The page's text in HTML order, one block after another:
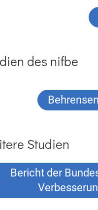
des nifbe
Studien
Bericht der